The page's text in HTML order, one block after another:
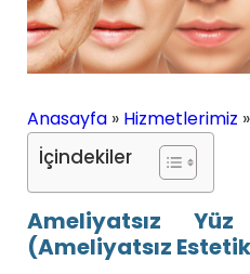
Anasayfa » Hizmetlerimiz »
İçindekiler
Ameliyatsız
(Ameliyatsız